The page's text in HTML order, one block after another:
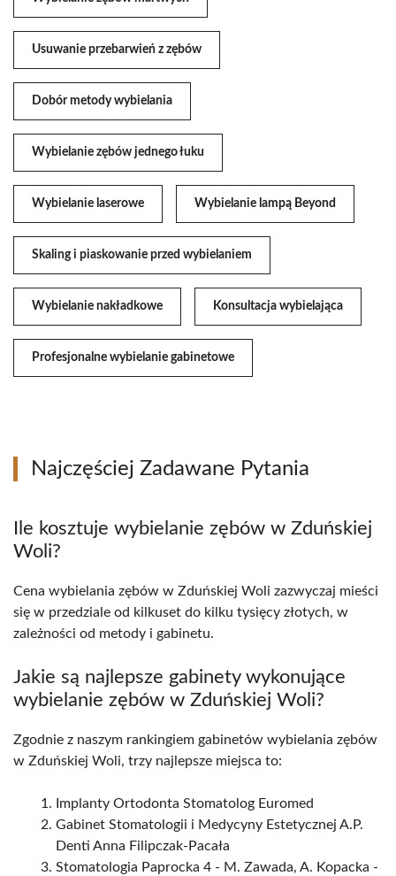
Usuwanie przebarwień z zębów
Dobór metody wybielania
Wybielanie zębów jednego łuku
Wybielanie laserowe Wybielanie lampą Beyond
Skaling i piaskowanie przed wybielaniem
Wybielanie nakładkowe Konsultacja wybielająca
Profesjonalne wybielanie gabinetowe
Najczęściej Zadawane Pytania
Ile kosztuje wybielanie zębów w Zduńskiej
Woli?
Cena wybielania zębów w Zduńskiej Woli zazwyczaj mieści
się w przedziale od kilkuset do kilku tysięcy złotych, w
zależności od metody i gabinetu.
Jakie są najlepsze gabinety wykonujące
wybielanie zębów w Zduńskiej Woli?
Zgodnie z naszym rankingiem gabinetów wybielania zębów
w Zduńskiej Woli, trzy najlepsze miejsca to:
Implanty Ortodonta Stomatolog Euromed
Gabinet Stomatologii i Medycyny Estetycznej A.P.
Denti Anna Filipczak-Pacała
Stomatologia Paprocka 4 - M. Zawada, A. Kopacka -